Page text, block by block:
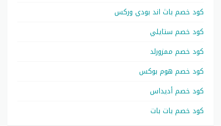
كود خصم باث اند بودي وركس
كود خصم ستايلي
كود خصم ممزورلد
كود خصم هوم بوكس
كود خصم أديداس
كود خصم بات بات